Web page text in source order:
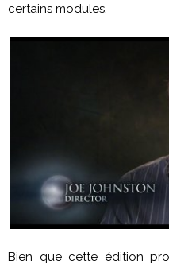
certains modules.
Bien que cette édition